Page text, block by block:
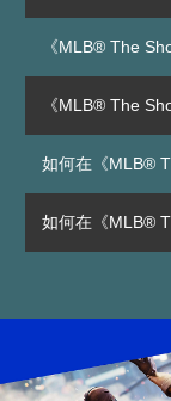
《MLB® The
《MLB® The
如何在《MLB®
如何在《MLB®